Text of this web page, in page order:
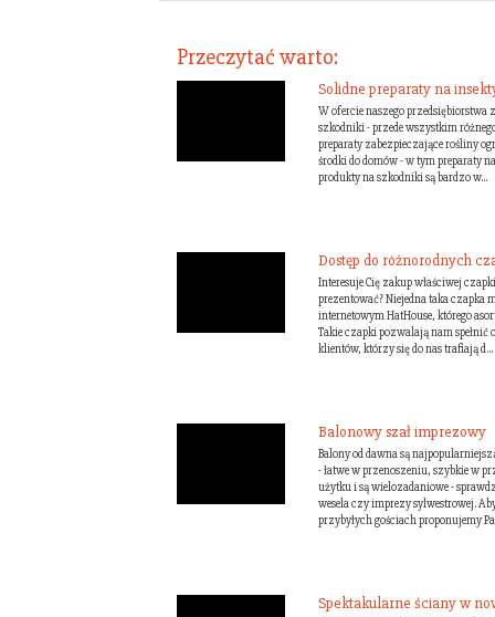
Przeczytać warto:
Solidne preparaty na
W ofercie naszego przedsiębiorstwa
szkodniki - przede wszystkim
preparaty zabezpieczające rośliny
środki do domów - w tym preparaty
produkty na szkodniki są bardzo w...
Dostęp do różnorodnych
Interesuje Cię zakup właściwej
prezentować? Niejedna taka czapka
internetowym HatHouse, którego
Takie czapki pozwalają nam
klientów, którzy się do nas trafiają d...
Balonowy szał imprezowy
Balony od dawna są
- łatwe w przenoszeniu, szybkie w
użytku i są wielozadaniowe -
wesela czy imprezy sylwestrowej.
przybyłych gościach proponujemy
Spektakularne ściany w